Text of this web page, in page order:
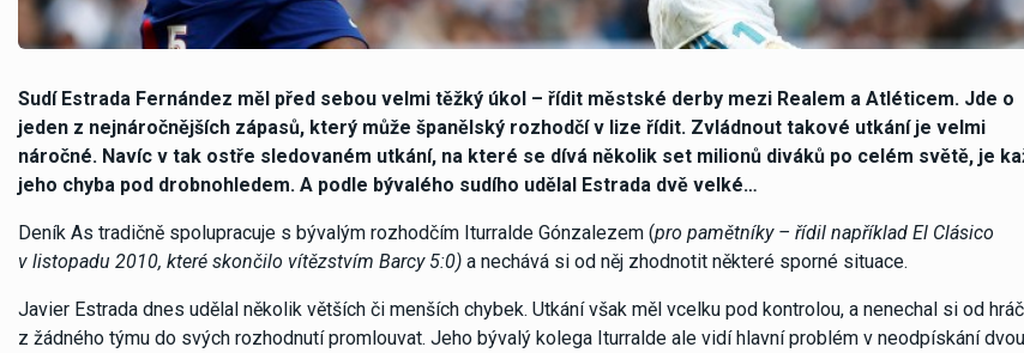
Sudí Estrada Fernández měl před sebou velmi těžký úkol – řídit městské derby mezi Realem a Atléticem. Jde o
jeden z nejnáročnějších zápasů, který může španělský rozhodčí v lize řídit. Zvládnout takové utkání je velmi
náročné. Navíc v tak ostře sledovaném utkání, na které se dívá několik set milionů diváků po celém světě, je
jeho chyba pod drobnohledem. A podle bývalého sudího udělal Estrada dvě velké…
Deník As tradičně spolupracuje s bývalým rozhodčím Iturralde Gónzalezem (pro pamětníky – řídil například El Clásico
v listopadu 2010, které skončilo vítězstvím Barcy 5:0) a nechává si od něj zhodnotit některé sporné situace.
Javier Estrada dnes udělal několik větších či menších chybek. Utkání však měl vcelku pod kontrolou, a nenechal si od
z žádného týmu do svých rozhodnutí promlouvat. Jeho bývalý kolega Iturralde ale vidí hlavní problém v neodpískání dvou